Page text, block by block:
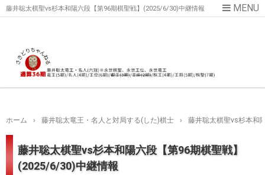
藤井聡太棋聖vs杉本和陽六段【第96期棋聖戦】(2025/6/30)中継情報
ホーム › 藤井聡太竜王・名人と対局する(した)棋士 › 藤井聡太棋聖vs杉本和
藤井聡太棋聖vs杉本和陽六段【第96期棋聖戦】
(2025/6/30)中継情報